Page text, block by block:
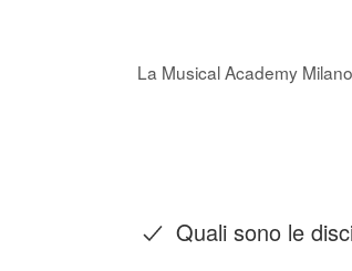
La Musical Academy
Quali sono le